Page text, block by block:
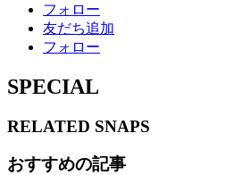
フォロー
友だち追加
フォロー
SPECIAL
RELATED SNAPS
おすすめの記事